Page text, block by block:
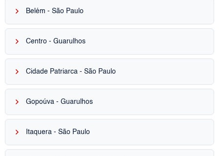
keyboard_arrow_right Belém - São Paulo
keyboard_arrow_right Centro - Guarulhos
keyboard_arrow_right Cidade Patriarca - São Paulo
keyboard_arrow_right Gopoúva - Guarulhos
keyboard_arrow_right Itaquera - São Paulo